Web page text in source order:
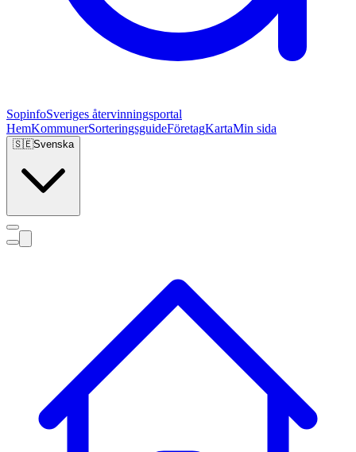
SopinfoSveriges återvinningsportal
HemKommunerSorteringsguideFöretagKartaMin sida
🇸🇪Svenska